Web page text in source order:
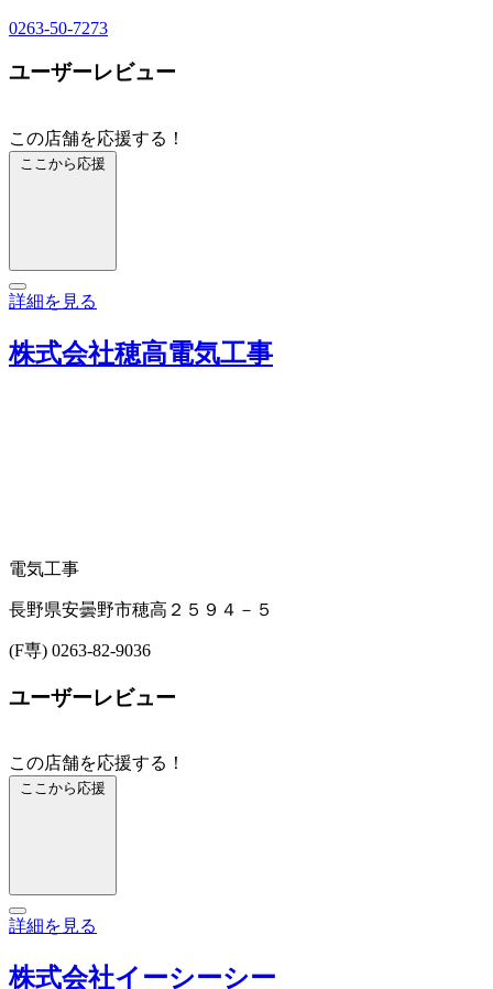
0263-50-7273
ユーザーレビュー
この店舗を応援する！
ここから応援
詳細を見る
株式会社穂高電気工事
電気工事
長野県安曇野市穂高２５９４－５
(F専) 0263-82-9036
ユーザーレビュー
この店舗を応援する！
ここから応援
詳細を見る
株式会社イーシーシー